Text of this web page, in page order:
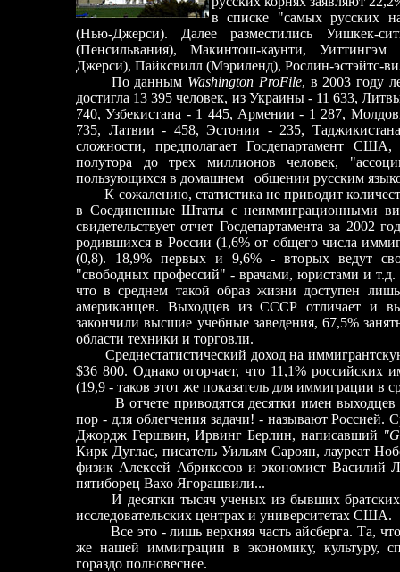
в списке
"самых русских
(Нью-Джерси). Далее разместились Уишкек-
(Пенсильвания), Макинтош-каунти,
Джерси), Пайксвилл (Мэриленд), Рослин-эстэйтc-
По данным Washington ProFile, в 2003 году
достигла 13 395 человек, из Украины - 11 633,
740, Узбекистана - 1 445, Армении - 1 287,
735, Латвии - 458, Эстонии - 235,
сложности, предполагает Госдепартамент
полутора до трех миллионов человек,
пользующихся в домашнем общении русским
К сожалению, статистика не приводит
в Соединенные Штаты с неиммиграционными
свидетельствует отчет Госдепартамента за 2002
родившихся в России (1,6% от общего числа
(0,8). 18,9% первых и 9,6% - вторых ведут
"cвободных профессий" - врачами, юристами и т.д.
что в среднем такой образ жизни доступен
американцев. Выходцев из СССР отличает и
закончили высшие учебные заведения, 67,5%
области техники и торговли.
Среднестатистический доход на
$36 800. Однако огорчает, что 11,1% российских
(19,9 - таков этот же показатель для иммиграции в
В отчете приводятся десятки имен
пор - для облегчения задачи! - называют Россией.
Джордж Гершвин, Ирвинг Берлин, написавший
Кирк Дуглас, писатель Уильям Сароян, лауреат
физик Алексей Абрикосов и экономист Василий
пятиборец Вахо Ягорашвили...
И десятки тысяч ученых из бывших
исследовательских центрах и университетах США.
Все это - лишь верхняя часть айсберга. Та,
же нашей иммиграции в экономику, культуру,
гораздо полновеснее.